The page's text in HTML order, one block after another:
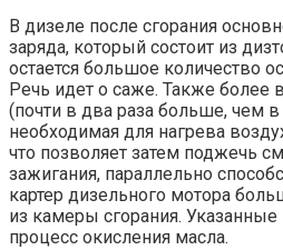
В дизеле после сгорания
заряда, который состоит из
остается большое количество
Речь идет о саже. Также более
(почти в два раза больше, чем
необходимая для нагрева
что позволяет затем поджечь
зажигания, параллельно
картер дизельного мотора
из камеры сгорания.
процесс окисления масла.